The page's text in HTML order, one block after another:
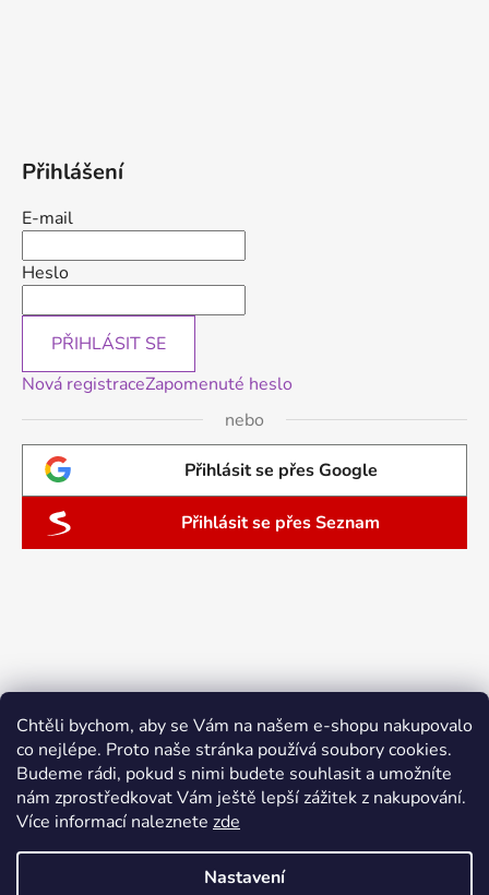
Chtěli bychom, aby se Vám na našem e-shopu nakupovalo
co nejlépe. Proto naše stránka používá soubory cookies.
Budeme rádi, pokud s nimi budete souhlasit a umožníte
nám zprostředkovat Vám ještě lepší zážitek z nakupování.
Více informací naleznete zde
Nastavení
Přihlášení
E-mail
Heslo
PŘIHLÁSIT SE
Nová registraceZapomenuté heslo
nebo
Přihlásit se přes Google
Přihlásit se přes Seznam